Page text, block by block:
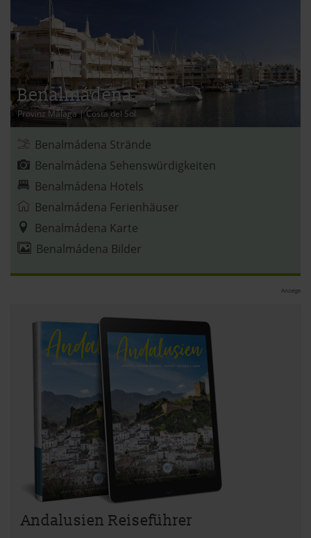
verwendeten Verfahren und Begrifflichkeiten (z.B.
»Cookies«, »Marketing« und »Statistik«) erhältst du in
der Datenschutzerklärung.
Datenschutzerklärung|Impressum
Benalmádena
Provinz Málaga|Costa del Sol
Benalmádena Strände
Benalmádena Sehenswürdigkeiten
Benalmádena Hotels
Benalmádena Ferienhäuser
Benalmádena Karte
Benalmádena Bilder
Anzeige
Andalusien Reiseführer